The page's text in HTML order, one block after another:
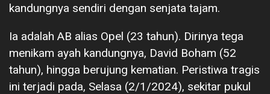
kandungnya sendiri dengan senjata tajam.
Ia adalah AB alias Opel (23 tahun). Dirinya tega
menikam ayah kandungnya, David Boham (52
tahun), hingga berujung kematian. Peristiwa tragis
ini terjadi pada, Selasa (2/1/2024), sekitar pukul